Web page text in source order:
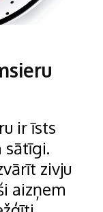
ir īsts
sātīgi.
zivju
aizņem